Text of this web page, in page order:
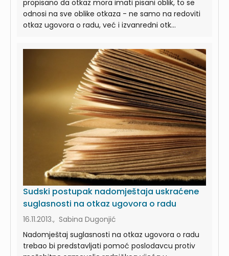
propisano da otkaz mora imati pisani oblik, to se
odnosi na sve oblike otkaza - ne samo na redoviti
otkaz ugovora o radu, već i izvanredni otk...
Sudski postupak nadomještaja uskraćene
suglasnosti na otkaz ugovora o radu
16.11.2013., Sabina Dugonjić
Nadomještaj suglasnosti na otkaz ugovora o radu
trebao bi predstavljati pomoć poslodavcu protiv